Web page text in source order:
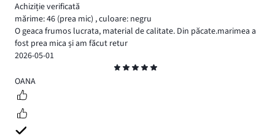
Achiziție verificată
mărime: 46 (prea mic) ,culoare: negru
O geaca frumos lucrata, material de calitate. Din păcate.marimea a
fost prea mica și am făcut retur
2026-05-01
5
OANA